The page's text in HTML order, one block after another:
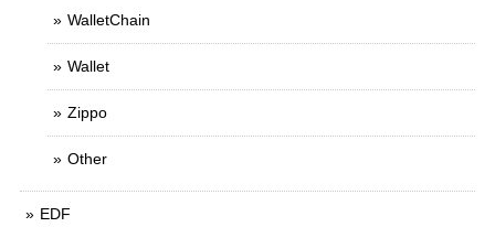
WalletChain
Wallet
Zippo
Other
EDF